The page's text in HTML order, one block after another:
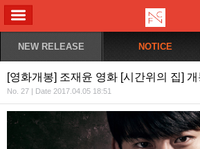
NEW RELEASE NOTICE
[영화개봉] 조재윤 영화 [시간위의 집] 개
No. 27 | Date 2017.04.05 18:51